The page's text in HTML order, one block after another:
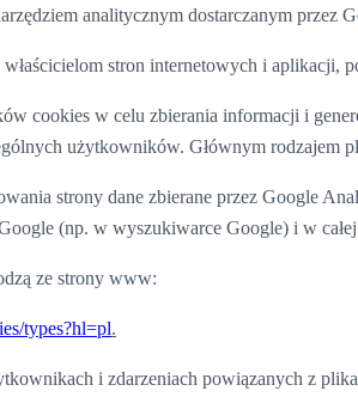
analitycznym dostarczanym
stron internetowych i
cookies w celu zbierania informacji i
użytkowników. Głównym rodzajem
strony dane zbierane przez Google
(np. w wyszukiwarce Google) i w
ze strony www:
types?hl=pl.
i zdarzeniach powiązanych z